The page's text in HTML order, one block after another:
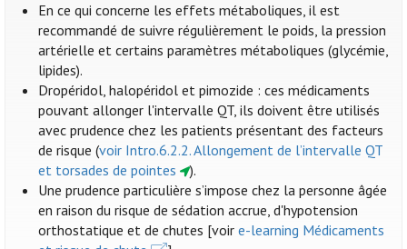
En ce qui concerne les effets métaboliques, il est
recommandé de suivre régulièrement le poids, la pression
artérielle et certains paramètres métaboliques (glycémie,
lipides).
Dropéridol, halopéridol et pimozide : ces médicaments
pouvant allonger l'intervalle QT, ils doivent être utilisés
avec prudence chez les patients présentant des facteurs
de risque (voir Intro.6.2.2. Allongement de l’intervalle QT
et torsades de pointes
).
Une prudence particulière s’impose chez la personne âgée
en raison du risque de sédation accrue, d'hypotension
orthostatique et de chutes [voire-learning Médicaments